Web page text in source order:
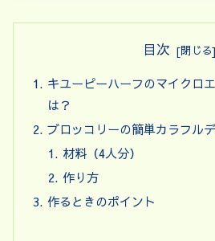
目次
キユーピーハーフのマイクロ
は？
ブロッコリーの簡単カラフル
材料（4人分）
作り方
作るときのポイント